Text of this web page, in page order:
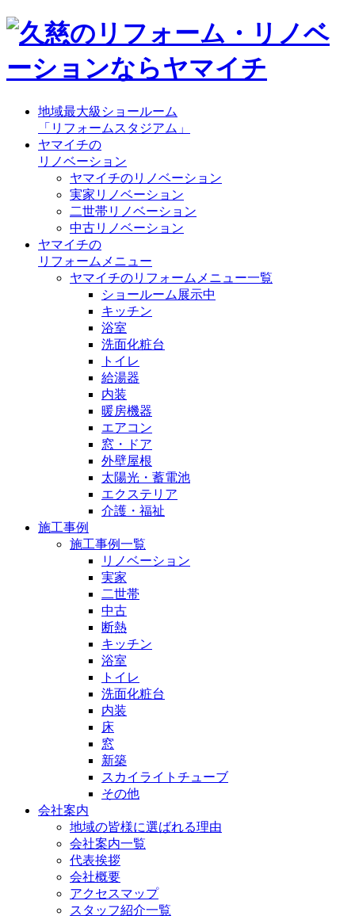
地域最大級ショールーム
「リフォームスタジアム」
ヤマイチの
リノベーション
ヤマイチのリノベーション
実家リノベーション
二世帯リノベーション
中古リノベーション
ヤマイチの
リフォームメニュー
ヤマイチのリフォームメニュー一覧
ショールーム展示中
キッチン
浴室
洗面化粧台
トイレ
給湯器
内装
暖房機器
エアコン
窓・ドア
外壁屋根
太陽光・蓄電池
エクステリア
介護・福祉
施工事例
施工事例一覧
リノベーション
実家
二世帯
中古
断熱
キッチン
浴室
トイレ
洗面化粧台
内装
床
窓
新築
スカイライトチューブ
その他
会社案内
地域の皆様に選ばれる理由
会社案内一覧
代表挨拶
会社概要
アクセスマップ
スタッフ紹介一覧